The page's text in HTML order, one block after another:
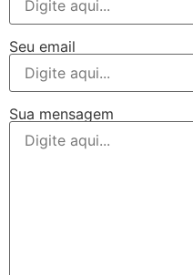
Seu email
Sua mensagem